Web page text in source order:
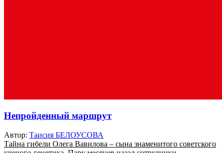
Непройденный маршрут
Автор: Таисия БЕЛОУСОВА
Тайна гибели Олега Вавилова – сына знаменитого советского